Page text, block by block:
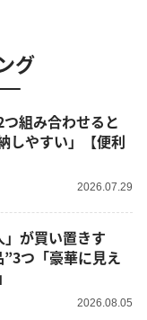
グ
組み合わせると
しやすい」【便利
2026.07.29
つ「豪華に見え
2026.08.05